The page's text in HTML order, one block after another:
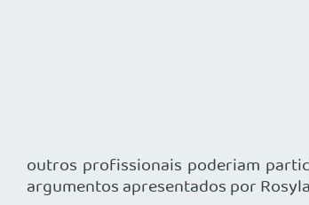
outros profissionais poderiam
argumentos apresentados por